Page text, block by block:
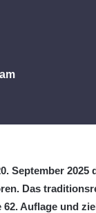
Motorsport-Highlight
September
Das
62. Auflage und